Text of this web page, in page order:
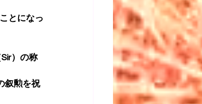
とになっ
）の称
叙勲を祝